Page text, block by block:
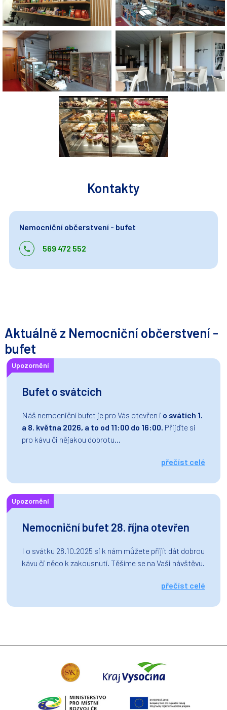
Kontakty
Nemocniční občerstvení - bufet
569 472 552
Aktuálně z Nemocniční občerstvení -
bufet
Upozornění
Bufet o svátcích
Náš nemocniční bufet je pro Vás otevřen i o svátích 1.
a 8. května 2026, a to od 11:00 do 16:00. Přijďte si
pro kávu či nějakou dobrotu...
přečíst celé
Upozornění
Nemocniční bufet 28. října otevřen
I o svátku 28.10.2025 si k nám můžete přijít dát dobrou
kávu či něco k zakousnutí. Těšíme se na Vaši návštěvu.
přečíst celé